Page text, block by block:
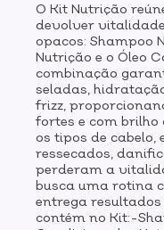
resultados, use em
o Condicionador
Condicionador
aplique nos cabelos
agir de 2 a 5
dos ativos e
ou sempre que lavar
Capilar
mão e espalhe do
em cabelos úmidos
O Kit Nutrição
devolver
opacos: Shampoo
Nutrição e o Óleo
combinação
seladas,
frizz,
fortes e com
os tipos de cabelo,
ressecados,
perderam a
busca uma rotina
entrega resultados
contém no Kit:-